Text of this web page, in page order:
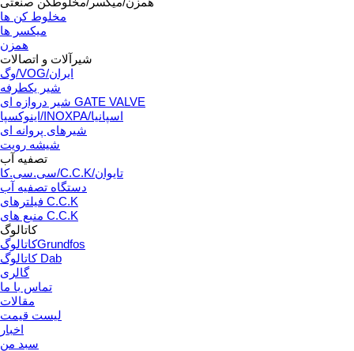
مخلوط کن ها
میکسر ها
همزن
شیرآلات و اتصالات
وگ/VOG/ایران
شیر یکطرفه
شیر دروازه ای GATE VALVE
اینوکسپا/INOXPA/اسپانیا
شیرهای پروانه ای
شیشه رویت
تصفیه آب
سی.سی.کا/C.C.K/تایوان
دستگاه تصفیه آب
فیلترهای C.C.K
منبع های C.C.K
کاتالوگ
کاتالوگGrundfos
کاتالوگ Dab
گالری
تماس با ما
مقالات
لیست قیمت
اخبار
سبد من